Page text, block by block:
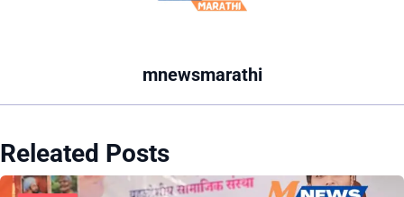
mnewsmarathi
Releated Posts